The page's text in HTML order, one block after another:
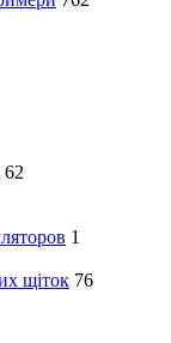
62
1
щіток 76